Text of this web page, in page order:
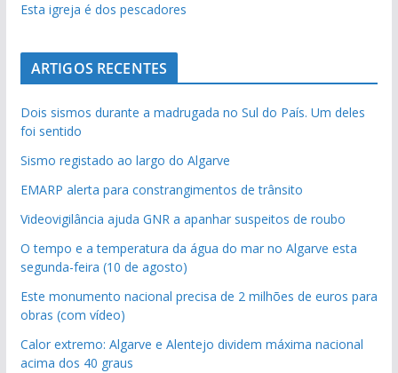
Esta igreja é dos pescadores
ARTIGOS RECENTES
Dois sismos durante a madrugada no Sul do País. Um deles
foi sentido
Sismo registado ao largo do Algarve
EMARP alerta para constrangimentos de trânsito
Videovigilância ajuda GNR a apanhar suspeitos de roubo
O tempo e a temperatura da água do mar no Algarve esta
segunda-feira (10 de agosto)
Este monumento nacional precisa de 2 milhões de euros para
obras (com vídeo)
Calor extremo: Algarve e Alentejo dividem máxima nacional
acima dos 40 graus